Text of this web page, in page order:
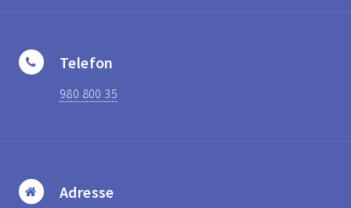
Telefon
980 800 35
Adresse